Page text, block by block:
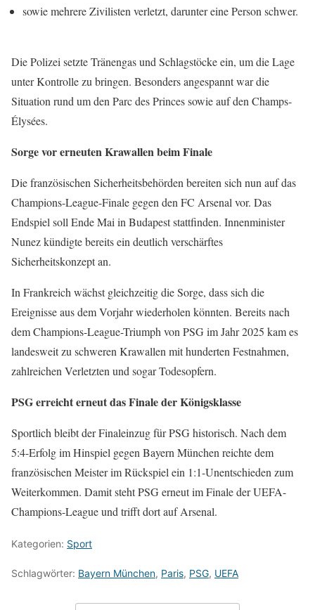
sowie mehrere Zivilisten verletzt, darunter eine Person schwer.
Die Polizei setzte Tränengas und Schlagstöcke ein, um die Lage
unter Kontrolle zu bringen. Besonders angespannt war die
Situation rund um den Parc des Princes sowie auf den Champs-
Élysées.
Sorge vor erneuten Krawallen beim Finale
Die französischen Sicherheitsbehörden bereiten sich nun auf das
Champions-League-Finale gegen den FC Arsenal vor. Das
Endspiel soll Ende Mai in Budapest stattfinden. Innenminister
Nunez kündigte bereits ein deutlich verschärftes
Sicherheitskonzept an.
In Frankreich wächst gleichzeitig die Sorge, dass sich die
Ereignisse aus dem Vorjahr wiederholen könnten. Bereits nach
dem Champions-League-Triumph von PSG im Jahr 2025 kam es
landesweit zu schweren Krawallen mit hunderten Festnahmen,
zahlreichen Verletzten und sogar Todesopfern.
PSG erreicht erneut das Finale der Königsklasse
Sportlich bleibt der Finaleinzug für PSG historisch. Nach dem
5:4-Erfolg im Hinspiel gegen Bayern München reichte dem
französischen Meister im Rückspiel ein 1:1-Unentschieden zum
Weiterkommen. Damit steht PSG erneut im Finale der UEFA-
Champions-League und trifft dort auf Arsenal.
Kategorien: Sport
Schlagwörter: Bayern München, Paris, PSG, UEFA